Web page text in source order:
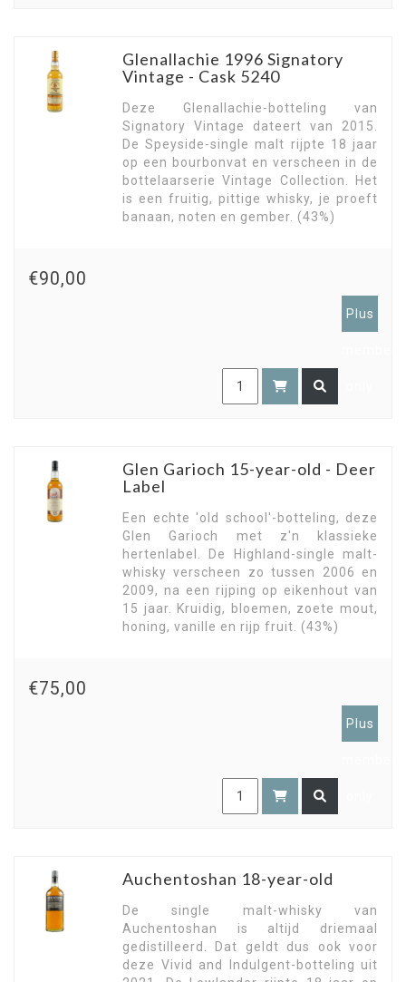
Glenallachie 1996 Signatory
Vintage - Cask 5240
Deze Glenallachie-botteling van
Signatory Vintage dateert van 2015.
De Speyside-single malt rijpte 18 jaar
op een bourbonvat en verscheen in de
bottelaarserie Vintage Collection. Het
is een fruitig, pittige whisky, je proeft
banaan, noten en gember. (43%)
€90,00
Plus
Glen Garioch 15-year-old - Deer
Label
Een echte 'old school'-botteling, deze
Glen Garioch met z'n klassieke
hertenlabel. De Highland-single malt-
whisky verscheen zo tussen 2006 en
2009, na een rijping op eikenhout van
15 jaar. Kruidig, bloemen, zoete mout,
honing, vanille en rijp fruit. (43%)
€75,00
Plus
Auchentoshan 18-year-old
De single malt-whisky van
Auchentoshan is altijd driemaal
gedistilleerd. Dat geldt dus ook voor
deze Vivid and Indulgent-botteling uit